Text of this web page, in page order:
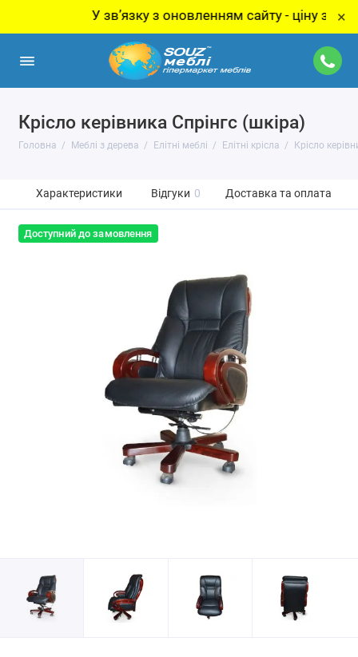
У звʼязку з оновленням сайту - ціну за товар
×
Крісло керівника Спрінгс (шкіра)
Головна Меблі з дерева Елітні меблі Елітні крісла Крісло
Характеристики Відгуки 0 Доставка та оплата
Доступний до замовлення